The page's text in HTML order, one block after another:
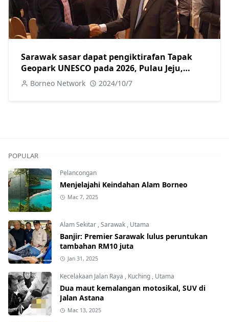
Sarawak sasar dapat pengiktirafan Tapak
Geopark UNESCO pada 2026, Pulau Jeju,
Korea jadi tanda aras
Borneo Network 2024/10/7
POPULAR
Pelancongan
Menjelajahi Keindahan Alam Borneo
Mac 7, 2025
Alam Sekitar ,Sarawak , Utama
Banjir: Premier Sarawak lulus peruntukan
tambahan RM10 juta
Jan 31, 2025
Kecelakaan Jalan Raya , Kuching , Utama
Dua maut kemalangan motosikal, SUV di
Jalan Astana
Mac 13, 2025